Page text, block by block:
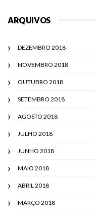
ARQUIVOS
DEZEMBRO 2018
NOVEMBRO 2018
OUTUBRO 2018
SETEMBRO 2018
AGOSTO 2018
JULHO 2018
JUNHO 2018
MAIO 2018
ABRIL 2018
MARÇO 2018